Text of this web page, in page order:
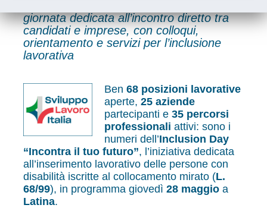
giornata dedicata all’incontro diretto tra
candidati e imprese, con colloqui,
orientamento e servizi per l’inclusione
lavorativa
Ben 68 posizioni lavorative
aperte, 25 aziende
partecipanti e 35 percorsi
professionali attivi: sono i
numeri dell’Inclusion Day
“Incontra il tuo futuro”, l’iniziativa dedicata
all’inserimento lavorativo delle persone con
disabilità iscritte al collocamento mirato (L.
68/99), in programma giovedì 28 maggio a
Latina.